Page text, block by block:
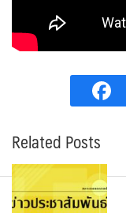
Related Posts